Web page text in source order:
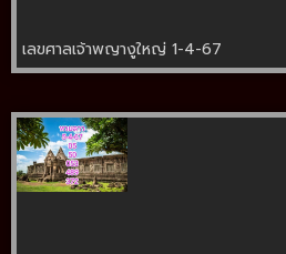
เลขศาลเจ้าพญางูใหญ่ 1-4-67